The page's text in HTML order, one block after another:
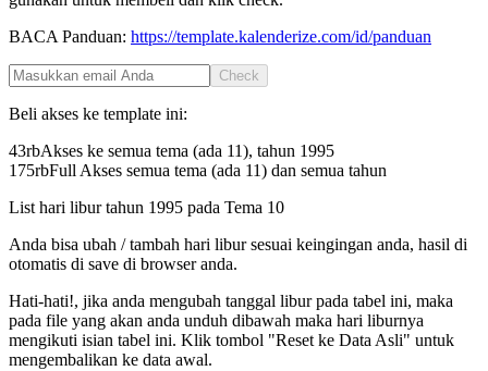
BACA Panduan: https://template.kalenderize.com/id/panduan
Check
Beli akses ke template ini:
43rbAkses ke semua tema (ada 11), tahun 1995
175rbFull Akses semua tema (ada 11) dan semua tahun
List hari libur tahun 1995 pada Tema 10
Anda bisa ubah / tambah hari libur sesuai keingingan anda, hasil di
otomatis di save di browser anda.
Hati-hati!, jika anda mengubah tanggal libur pada tabel ini, maka
pada file yang akan anda unduh dibawah maka hari liburnya
mengikuti isian tabel ini. Klik tombol "Reset ke Data Asli" untuk
mengembalikan ke data awal.